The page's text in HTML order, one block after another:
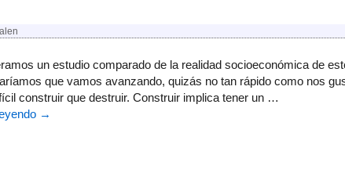
un estudio comparado de la realidad socioeconómica de
que vamos avanzando, quizás no tan rápido como nos
construir que destruir. Construir implica tener un …
→